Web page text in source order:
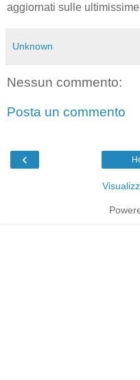
aggiornati sulle
Unknown
Nessun commento:
Posta un commento
‹